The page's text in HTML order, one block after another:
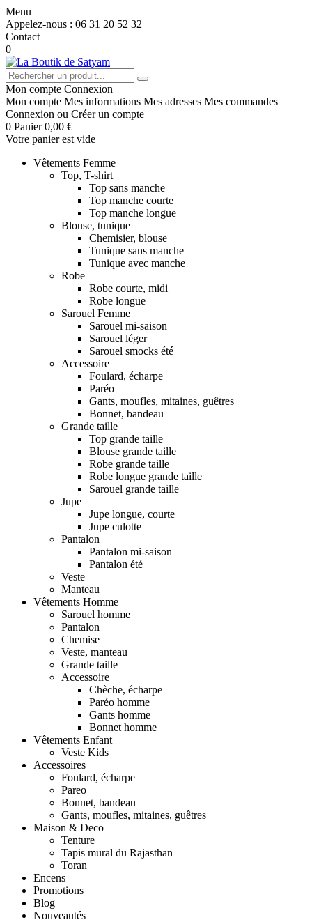
Menu
Appelez-nous : 06 31 20 52 32
Contact
0
Mon compte Connexion
Mon compte Mes informations Mes adresses Mes commandes
Connexion ou Créer un compte
0 Panier 0,00 €
Votre panier est vide
Vêtements Femme
Top, T-shirt
Top sans manche
Top manche courte
Top manche longue
Blouse, tunique
Chemisier, blouse
Tunique sans manche
Tunique avec manche
Robe
Robe courte, midi
Robe longue
Sarouel Femme
Sarouel mi-saison
Sarouel léger
Sarouel smocks été
Accessoire
Foulard, écharpe
Paréo
Gants, moufles, mitaines, guêtres
Bonnet, bandeau
Grande taille
Top grande taille
Blouse grande taille
Robe grande taille
Robe longue grande taille
Sarouel grande taille
Jupe
Jupe longue, courte
Jupe culotte
Pantalon
Pantalon mi-saison
Pantalon été
Veste
Manteau
Vêtements Homme
Sarouel homme
Pantalon
Chemise
Veste, manteau
Grande taille
Accessoire
Chèche, écharpe
Paréo homme
Gants homme
Bonnet homme
Vêtements Enfant
Veste Kids
Accessoires
Foulard, écharpe
Pareo
Bonnet, bandeau
Gants, moufles, mitaines, guêtres
Maison & Deco
Tenture
Tapis mural du Rajasthan
Toran
Encens
Promotions
Blog
Nouveautés